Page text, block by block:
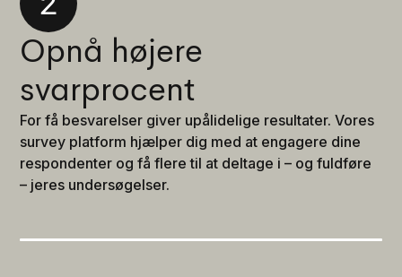
Opnå højere
svarprocent
For få besvarelser giver upålidelige resultater. Vores
survey platform hjælper dig med at engagere dine
respondenter og få flere til at deltage i – og fuldføre
– jeres undersøgelser.